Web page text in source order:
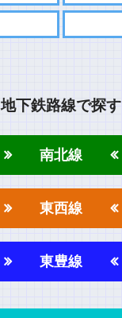
地下鉄路線で探す
南北線
東西線
東豊線